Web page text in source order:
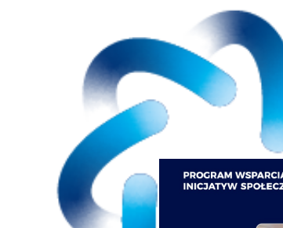
Dziękujemy PEJ za
Z przyjemnością informujemy, że
Społecznych udzieliły naszej Akademii
Serdecznie dziękujemy PEJ za
innego sprzętu treningowego, który jest